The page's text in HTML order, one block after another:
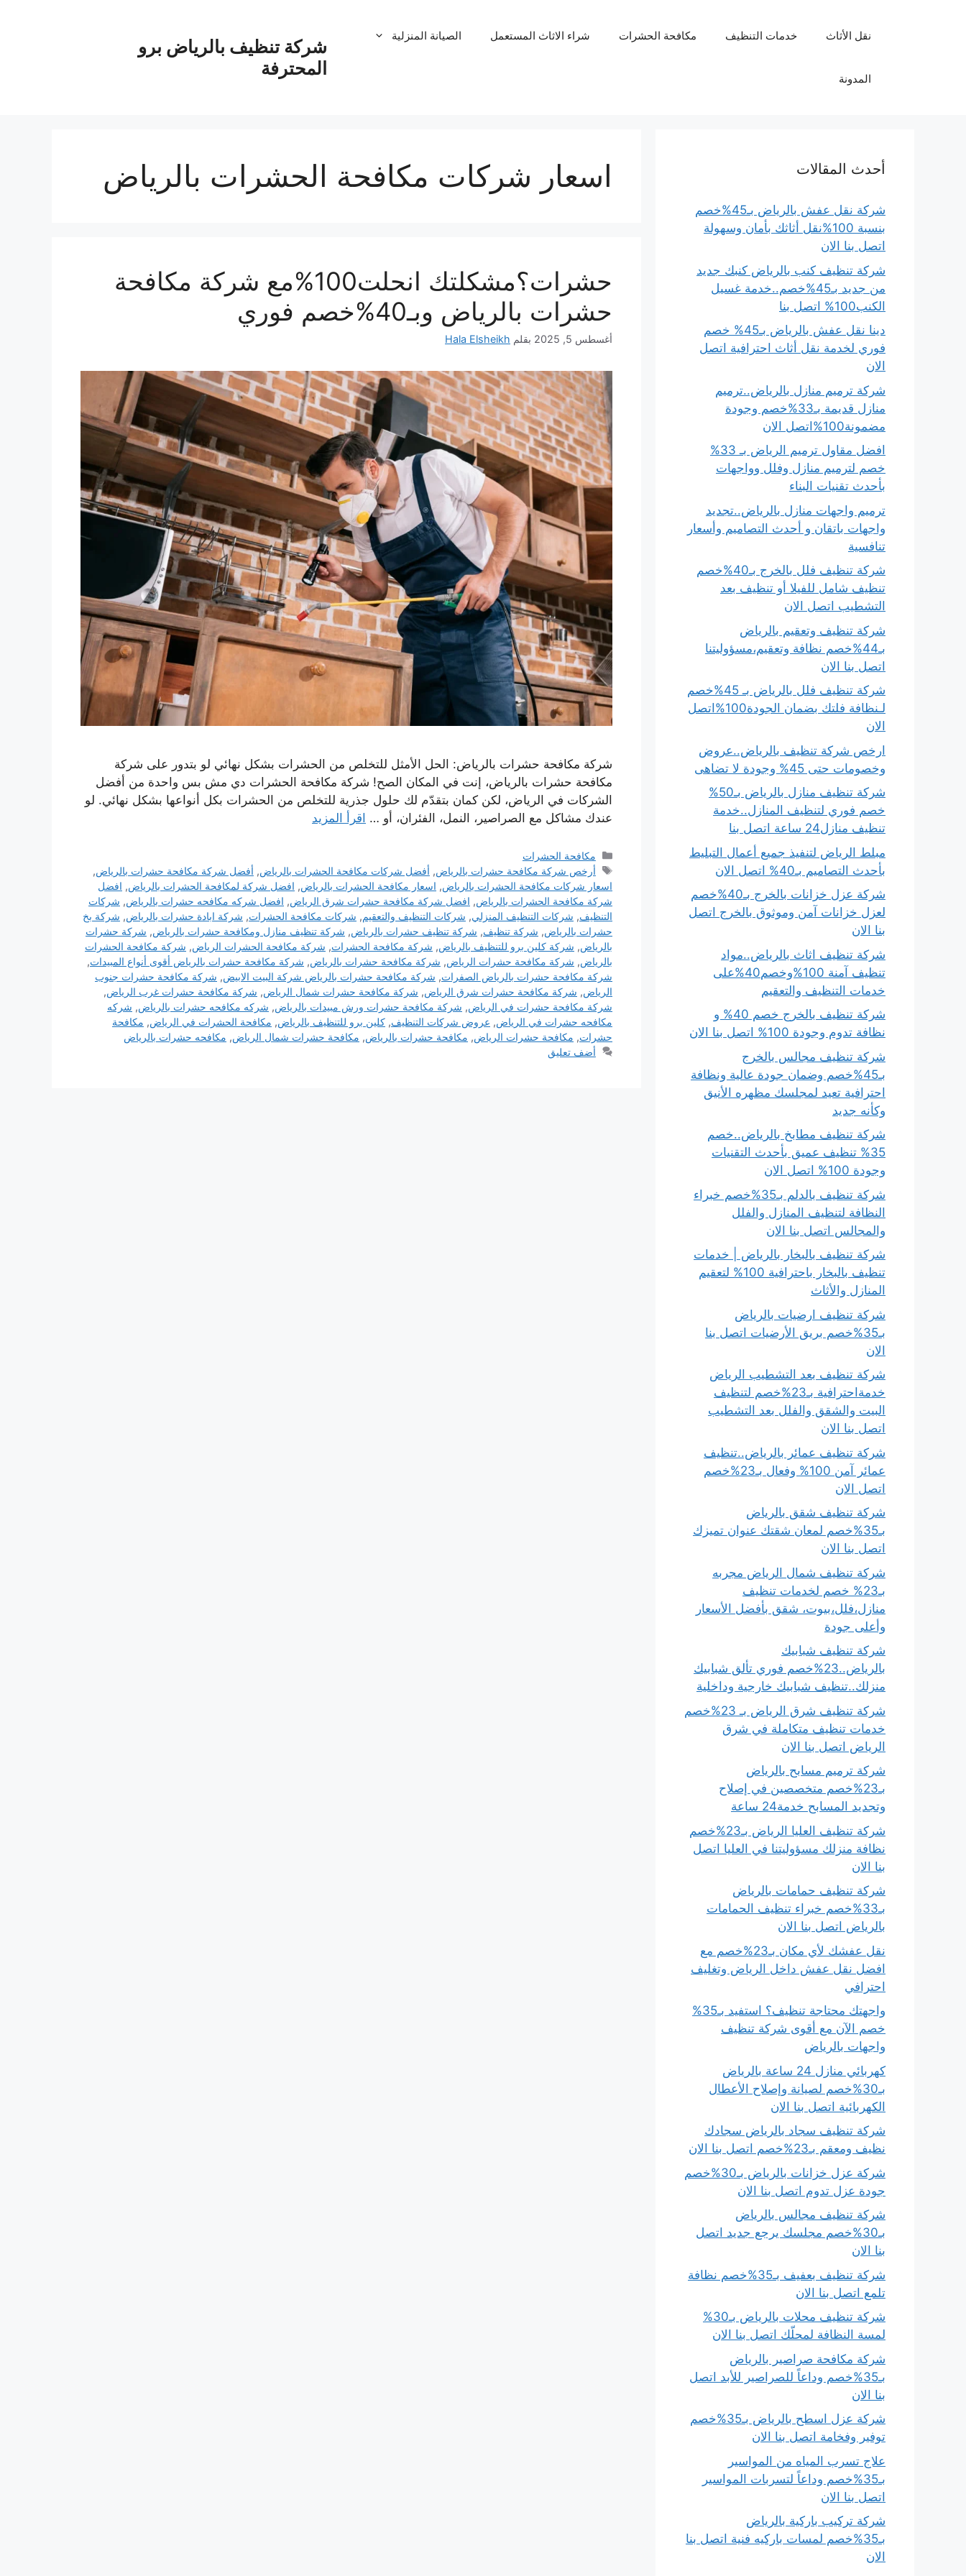
شركة تنظيف بالرياض برو
المحترفة
نقل الأثاث خدمات التنظيف مكافحة الحشرات شراء الاثاث المستعمل الصيانة المنزلية
المدونة
اسعار شركات مكافحة الحشرات بالرياض
حشرات؟مشكلتك انحلت100%مع شركة مكافحة
حشرات بالرياض وبـ40%خصم فوري
أغسطس 5, 2025 بقلم Hala Elsheikh
شركة مكافحة حشرات بالرياض: الحل الأمثل للتخلص من الحشرات بشكل نهائي لو بتدور على شركة
مكافحة حشرات بالرياض، إنت في المكان الصح! شركة مكافحة الحشرات دي مش بس واحدة من أفضل
الشركات في الرياض، لكن كمان بتقدّم لك حلول جذرية للتخلص من الحشرات بكل أنواعها بشكل نهائي. لو
عندك مشاكل مع الصراصير، النمل، الفئران، أو … اقرأ المزيد
التصنيفات
مكافحة الحشرات
الوسوم
أرخص شركة مكافحة حشرات بالرياض, أفضل شركات مكافحة الحشرات بالرياض, أفضل شركة مكافحة حشرات بالرياض,
اسعار شركات مكافحة الحشرات بالرياض, اسعار مكافحة الحشرات بالرياض, افضل شركة لمكافحة الحشرات بالرياض, افضل
شركة مكافحة الحشرات بالرياض, افضل شركة مكافحة حشرات شرق الرياض, افضل شركه مكافحه حشرات بالرياض, شركات
التنظيف, شركات التنظيف المنزلي, شركات التنظيف والتعقيم, شركات مكافحة الحشرات, شركة ابادة حشرات بالرياض, شركة بخ
حشرات بالرياض, شركة تنظيف, شركة تنظيف حشرات بالرياض, شركة تنظيف منازل ومكافحة حشرات بالرياض, شركة حشرات
بالرياض, شركة كلين برو للتنظيف بالرياض, شركة مكافحة الحشرات, شركة مكافحة الحشرات الرياض, شركة مكافحة الحشرات
بالرياض, شركة مكافحة حشرات الرياض, شركة مكافحة حشرات بالرياض, شركة مكافحة حشرات بالرياض أقوى أنواع المبيدات,
شركة مكافحة حشرات بالرياض الصفرات, شركة مكافحة حشرات بالرياض شركة البيت الابيض, شركة مكافحة حشرات جنوب
الرياض, شركة مكافحة حشرات شرق الرياض, شركة مكافحة حشرات شمال الرياض, شركة مكافحة حشرات غرب الرياض,
شركة مكافحة حشرات في الرياض, شركة مكافحة حشرات ورش مبيدات بالرياض, شركه مكافحه حشرات بالرياض, شركه
مكافحه حشرات في الرياض, عروض شركات التنظيف, كلين برو للتنظيف بالرياض, مكافحة الحشرات في الرياض, مكافحة
حشرات, مكافحة حشرات الرياض, مكافحة حشرات بالرياض, مكافحة حشرات شمال الرياض, مكافحه حشرات بالرياض
أضف تعليق
أحدث المقالات
شركة نقل عفش بالرياض بـ45%خصم
بنسبة 100%نقل أثاثك بأمان وسهولة
اتصل بنا الان
شركة تنظيف كنب بالرياض كنبك جديد
من جديد بـ45%خصم..خدمة غسيل
الكنب100% اتصل بنا
دينا نقل عفش بالرياض بـ45% خصم
فوري لخدمة نقل أثاث احترافية اتصل
الان
شركة ترميم منازل بالرياض..ترميم
منازل قديمة بـ33%خصم وجودة
مضمونة100%اتصل الان
افضل مقاول ترميم الرياض بـ 33%
خصم لترميم منازل وفلل وواجهات
بأحدث تقنيات البناء
ترميم واجهات منازل بالرياض..تجديد
واجهات باتقان و أحدث التصاميم وأسعار
تنافسية
شركة تنظيف فلل بالخرج بـ40%خصم
تنظيف شامل للفيلا أو تنظيف بعد
التشطيب اتصل الان
شركة تنظيف وتعقيم بالرياض
بـ44%خصم نظافة وتعقيم،مسؤوليتنا
اتصل بنا الان
شركة تنظيف فلل بالرياض بـ 45%خصم
لـنظافة فلتك بضمان الجودة100%اتصل
الان
ارخص شركة تنظيف بالرياض..عروض
وخصومات حتى 45% وجودة لا تضاهى
شركة تنظيف منازل بالرياض بـ50%
خصم فوري لتنظيف المنازل..خدمة
تنظيف منازل24 ساعة اتصل بنا
مبلط الرياض لتنفيذ جميع أعمال التبليط
بأحدث التصاميم بـ40% اتصل الان
شركة عزل خزانات بالخرج بـ40%خصم
لعزل خزانات آمن وموثوق بالخرج اتصل
بنا الان
شركة تنظيف اثاث بالرياض..مواد
تنظيف آمنة 100%وخصم40%على
خدمات التنظيف والتعقيم
شركة تنظيف بالخرج خصم 40% و
نظافة تدوم وجودة 100% اتصل بنا الان
شركة تنظيف مجالس بالخرج
بـ45%خصم وضمان جودة عالية ونظافة
احترافية تعيد لمجلسك مظهره الأنيق
وكأنه جديد
شركة تنظيف مطابخ بالرياض..خصم
35% تنظيف عميق بأحدث التقنيات
وجودة 100% اتصل الان
شركة تنظيف بالدلم بـ35%خصم خبراء
النظافة لتنظيف المنازل والفلل
والمجالس اتصل بنا الان
شركة تنظيف بالبخار بالرياض | خدمات
تنظيف بالبخار باحترافية 100% لتعقيم
المنازل والأثاث
شركة تنظيف ارضيات بالرياض
بـ35%خصم بريق الأرضيات اتصل بنا
الان
شركة تنظيف بعد التشطيب الرياض
خدمةاحترافية بـ23%خصم لتنظيف
البيت والشقق والفلل بعد التشطيب
اتصل بنا الان
شركة تنظيف عمائر بالرياض..تنظيف
عمائر آمن 100% وفعال بـ23%خصم
اتصل الان
شركة تنظيف شقق بالرياض
بـ35%خصم لمعان شقتك عنوان تميزك
اتصل بنا الان
شركة تنظيف شمال الرياض مجربه
بـ23% خصم لخدمات تنظيف
منازل،فلل،بيوت، شقق بأفضل الأسعار
وأعلى جودة
شركة تنظيف شبابيك
بالرياض..23%خصم فوري تألق شبابيك
منزلك..تنظيف شبابيك خارجية وداخلية
شركة تنظيف شرق الرياض بـ 23%خصم
خدمات تنظيف متكاملة في شرق
الرياض اتصل بنا الان
شركة ترميم مسابح بالرياض
بـ23%خصم متخصصين في إصلاح
وتجديد المسابح خدمة24 ساعة
شركة تنظيف العليا الرياض بـ23%خصم
نظافة منزلك مسؤوليتنا في العليا اتصل
بنا الان
شركة تنظيف حمامات بالرياض
بـ33%خصم خبراء تنظيف الحمامات
بالرياض اتصل بنا الان
نقل عفشك لأي مكان بـ23%خصم مع
افضل نقل عفش داخل الرياض وتغليف
احترافي
واجهتك محتاجة تنظيف؟ استفيد بـ35%
خصم الآن مع أقوى شركة تنظيف
واجهات بالرياض
كهربائي منازل 24 ساعة بالرياض
بـ30%خصم لصيانة وإصلاح الأعطال
الكهربائية اتصل بنا الان
شركة تنظيف سجاد بالرياض سجادك
نظيف ومعقم بـ23%خصم اتصل بنا الان
شركة عزل خزانات بالرياض بـ30%خصم
جودة عزل تدوم اتصل بنا الان
شركة تنظيف مجالس بالرياض
بـ30%خصم مجلسك يرجع جديد اتصل
بنا الان
شركة تنظيف بعفيف بـ35%خصم نظافة
تلمع اتصل بنا الان
شركة تنظيف محلات بالرياض بـ30%
لمسة النظافة لمحلّك اتصل بنا الان
شركة مكافحة صراصير بالرياض
بـ35%خصم وداعاً للصراصير للأبد اتصل
بنا الان
شركة عزل اسطح بالرياض بـ35%خصم
توفير وفخامة اتصل بنا الان
علاج تسرب المياه من المواسير
بـ35%خصم وداعاً لتسربات المواسير
اتصل بنا الان
شركة تركيب باركية بالرياض
بـ35%خصم لمسات باركيه فنية اتصل بنا
الان